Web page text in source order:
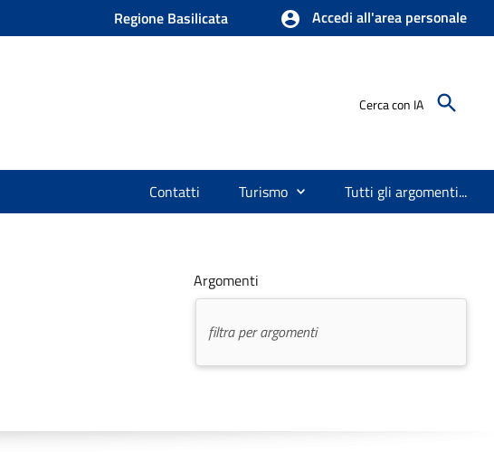
Regione Basilicata Accedi all'area personale
Cerca con IA
Contatti Turismo Tutti gli argomenti...
Argomenti